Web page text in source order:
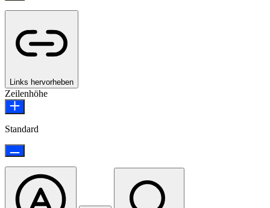
Links hervorheben
Zeilenhöhe
Standard